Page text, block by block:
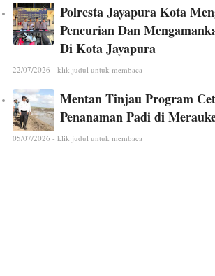
Polresta Jayapura Kota
Pencurian Dan
Di Kota Jayapura
22/07/2026 - klik judul untuk membaca
Mentan Tinjau Program
Penanaman Padi di
05/07/2026 - klik judul untuk membaca